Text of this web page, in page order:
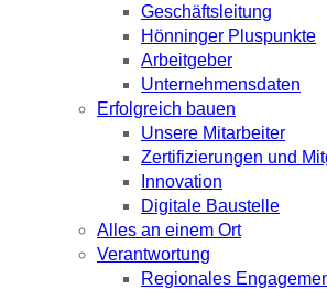
Geschäftsleitung
Hönninger Pluspunkte
Arbeitgeber
Unternehmensdaten
Erfolgreich bauen
Unsere Mitarbeiter
Zertifizierungen und
Innovation
Digitale Baustelle
Alles an einem Ort
Verantwortung
Regionales